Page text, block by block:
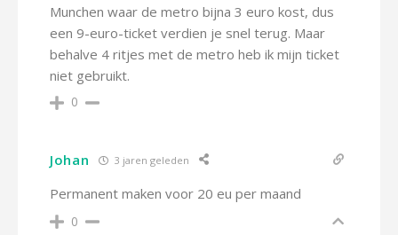
Munchen waar de metro bijna 3 euro kost, dus
een 9-euro-ticket verdien je snel terug. Maar
behalve 4 ritjes met de metro heb ik mijn ticket
niet gebruikt.
0
Johan 3 jaren geleden
Permanent maken voor 20 eu per maand
0